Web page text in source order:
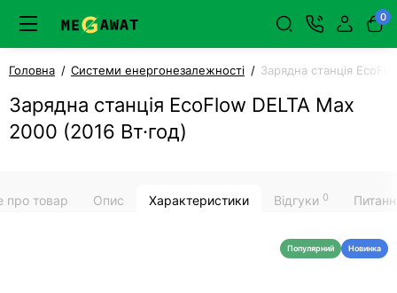
0
Головна Системи енергонезалежності Зарядна станція
Зарядна станція EcoFlow DELTA Max
2000 (2016 Вт·год)
про товар Опис Характеристики Відгуки 0
Популярний Новинка